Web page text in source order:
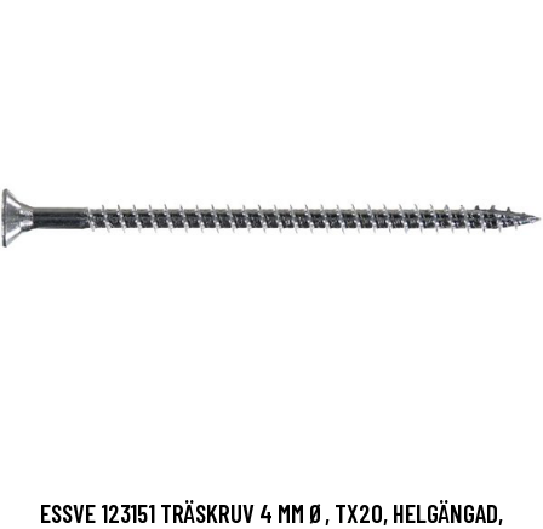
ESSVE 123151 TRÄSKRUV 4 MM Ø, TX20, HELGÄNGAD,